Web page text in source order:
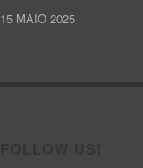
15 MAIO 2025